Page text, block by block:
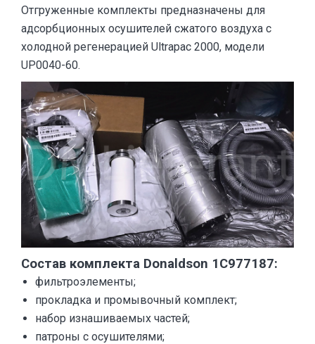
Отгруженные комплекты предназначены для
адсорбционных осушителей сжатого воздуха с
холодной регенерацией Ultrapac 2000, модели
UP0040-60.
Состав комплекта Donaldson 1C977187:
фильтроэлементы;
прокладка и промывочный комплект;
набор изнашиваемых частей;
патроны с осушителями;